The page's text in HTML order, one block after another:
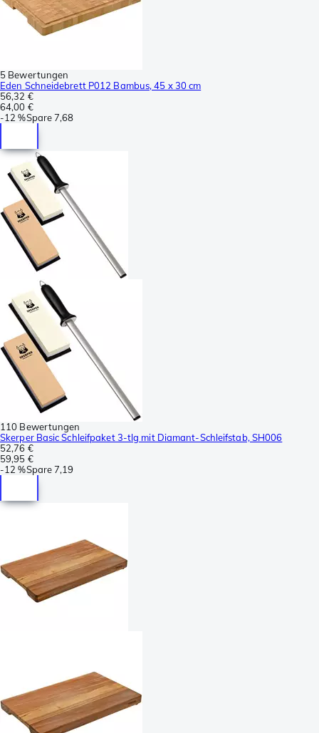
5 Bewertungen
Eden Schneidebrett P012 Bambus, 45 x 30 cm
56,32 €
64,00 €
-12 %Spare7,68
110 Bewertungen
Skerper Basic Schleifpaket 3-tlg mit Diamant-Schleifstab, SH006
52,76 €
59,95 €
-12 %Spare7,19